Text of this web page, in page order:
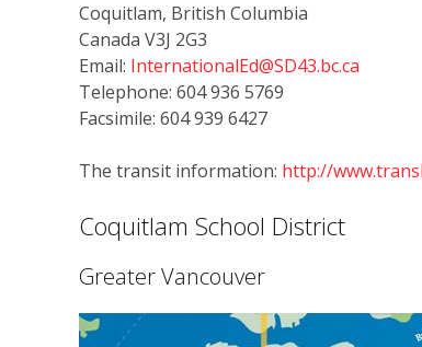
Coquitlam, British Columbia
Canada V3J 2G3
Email: InternationalEd@SD43.bc.ca
Telephone: 604 936 5769
Facsimile: 604 939 6427
The transit information: http://
Coquitlam School District
Greater Vancouver